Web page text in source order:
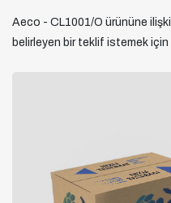
Aeco - CL1001/O ürününe
belirleyen bir teklif istemek için